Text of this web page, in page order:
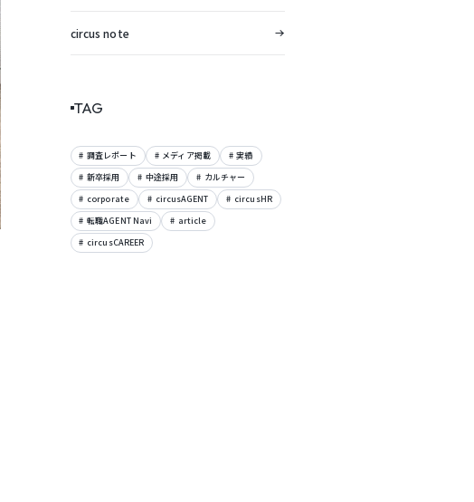
circus note
TAG
調査レポート メディア掲載
実績
新卒採用
中途採用
カルチャー
corporate
circusAGENT
circusHR
転職AGENT Navi
article
circusCAREER